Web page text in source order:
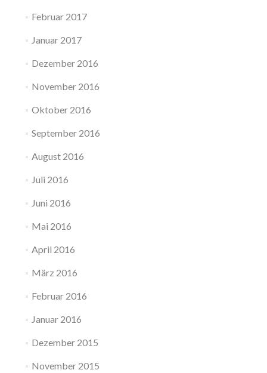
Februar 2017
Januar 2017
Dezember 2016
November 2016
Oktober 2016
September 2016
August 2016
Juli 2016
Juni 2016
Mai 2016
April 2016
März 2016
Februar 2016
Januar 2016
Dezember 2015
November 2015